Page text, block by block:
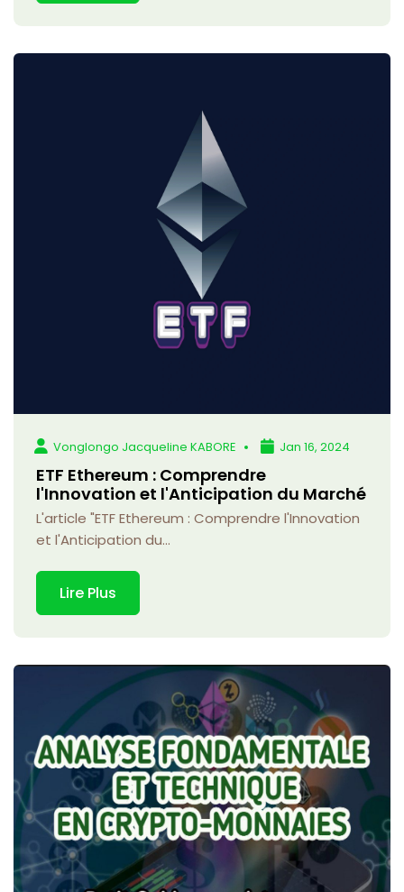
Vonglongo Jacqueline KABORE Jan 16, 2024
ETF Ethereum : Comprendre
l'Innovation et l'Anticipation du Marché
L'article "ETF Ethereum : Comprendre l'Innovation
et l'Anticipation du...
Lire Plus